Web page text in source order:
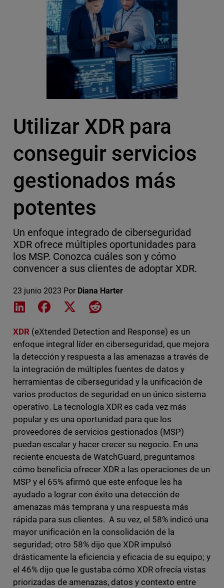
Utilizar XDR para
conseguir servicios
gestionados más
potentes
Un enfoque integrado de ciberseguridad
XDR ofrece múltiples oportunidades para
los MSP. Conozca cuáles son y cómo
convencer a sus clientes de adoptar XDR.
23 junio 2023 Por Diana Harter
Share on LinkedIn
Share on Facebook
Share on XShare on Reddit
XDR(eXtended Detection and Response) es un
enfoque integral líder en ciberseguridad, que mejora
la detección y respuesta a las amenazas a través de
la integración de múltiples fuentes de datos y
herramientas de ciberseguridad y la unificación de
varios productos de seguridad en un único sistema
operativo. La tecnología XDR es cada vez más
popular y es una oportunidad para que los
proveedores de servicios gestionados (MSP)
puedan escalar y hacer crecer su negocio. En una
reciente encuesta de WatchGuard, preguntamos
cómo beneficia ofrecer XDR a las operaciones de un
MSP y el 65% afirmó que este enfoque les ha
ayudado a lograr con éxito una detección de
amenazas más temprana y una respuesta más
rápida para sus clientes. A su vez, el 58% indicó una
mayor unificación en la consolidación de la
seguridad; otro 58% dijo que XDR impulsó
drásticamente la eficiencia y eficacia de su equipo; y
el 46% dijo que le gustaba cómo XDR ofrecía vistas
priorizadas de amenazas, datos y contexto entre